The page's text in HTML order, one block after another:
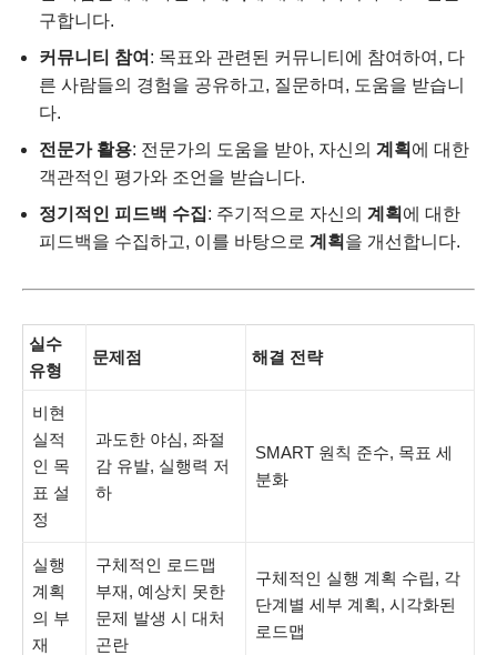
구합니다.
커뮤니티 참여 : 목표와 관련된 커뮤니티에 참여하여, 다
른 사람들의 경험을 공유하고, 질문하며, 도움을 받습니
다.
전문가 활용: 전문가의 도움을 받아, 자신의 계획 에 대한
객관적인 평가와 조언을 받습니다.
정기적인 피드백 수집: 주기적으로 자신의 계획 에 대한
피드백을 수집하고, 이를 바탕으로 계획 을 개선합니다.
실수
유형
문제점 해결 전략
비현
실적
인 목
표 설
정
과도한 야심, 좌절
감 유발, 실행력 저
하
SMART 원칙 준수, 목표 세
분화
실행
계획
의 부
재
구체적인 로드맵
부재, 예상치 못한
문제 발생 시 대처
곤란
구체적인 실행 계획 수립, 각
단계별 세부 계획, 시각화된
로드맵